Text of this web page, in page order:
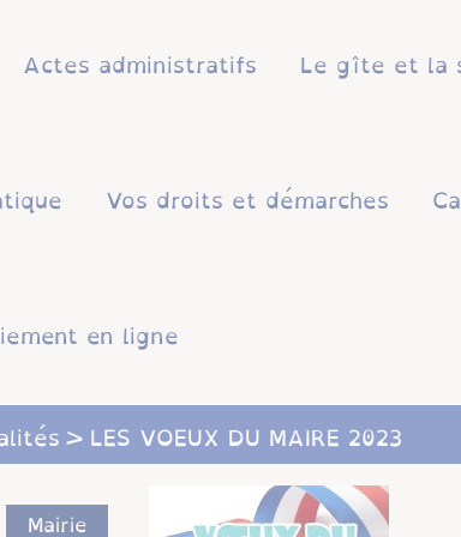
Actes administratifs Le gîte et la
Vos droits et démarches
en ligne
LES VOEUX DU MAIRE 2023
Mairie